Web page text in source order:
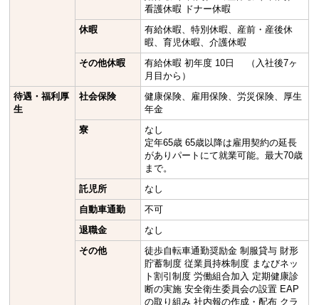
看護休暇 ドナー休暇
休暇
有給休暇、特別休暇、産前・産後休
暇、育児休暇、介護休暇
その他休暇
有給休暇 初年度 10日 （入社後7ヶ
月目から）
待遇・福利厚
生
社会保険
健康保険、雇用保険、労災保険、厚生
年金
寮
なし
定年65歳 65歳以降は雇用契約の延長
がありパートにて就業可能。最大70歳
まで。
託児所
なし
自動車通勤
不可
退職金
なし
その他
徒歩自転車通勤奨励金 制服貸与 財形
貯蓄制度 従業員持株制度 まなびネッ
ト割引制度 労働組合加入 定期健康診
断の実施 安全衛生委員会の設置 EAP
の取り組み 社内報の作成・配布 クラ